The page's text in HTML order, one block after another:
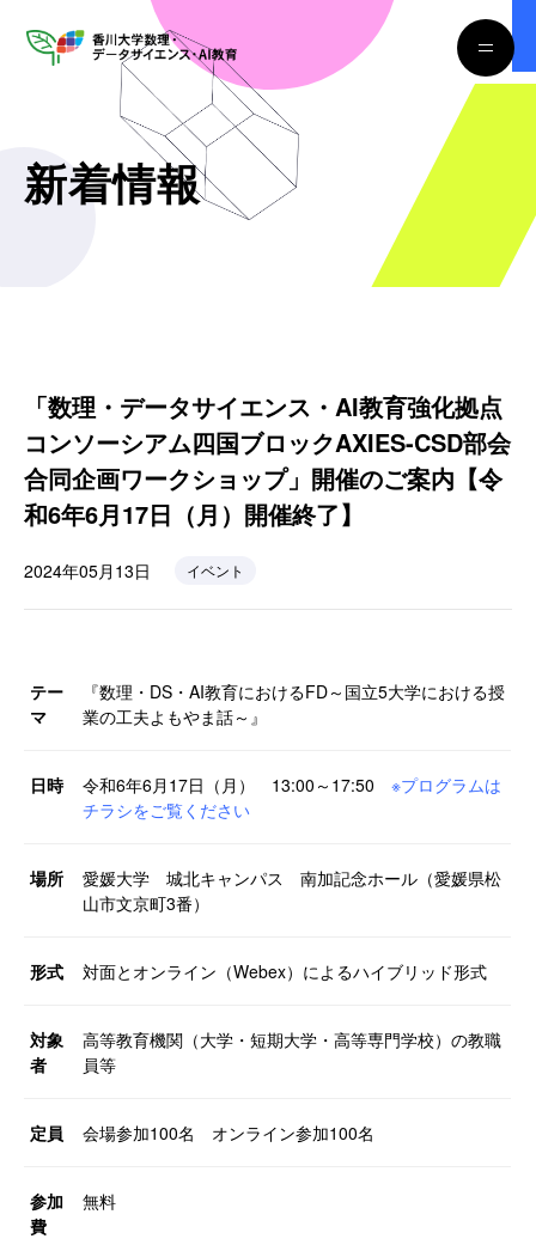
新着情報
「数理・データサイエンス・AI教育強化拠点
コンソーシアム四国ブロックAXIES-CSD部会
合同企画ワークショップ」開催のご案内【令
和6年6月17日（月）開催終了】
2024年05月13日 イベント
テー
マ
『数理・DS・AI教育におけるFD～国立5大学における授
業の工夫よもやま話～』
日時 令和6年6月17日（月） 13:00～17:50※プログラムは
チラシをご覧ください
場所
愛媛大学 城北キャンパス 南加記念ホール（愛媛県松
山市文京町3番）
形式 対面とオンライン（Webex）によるハイブリッド形式
対象
者
高等教育機関（大学・短期大学・高等専門学校）の教職
員等
定員 会場参加100名 オンライン参加100名
参加
費
無料